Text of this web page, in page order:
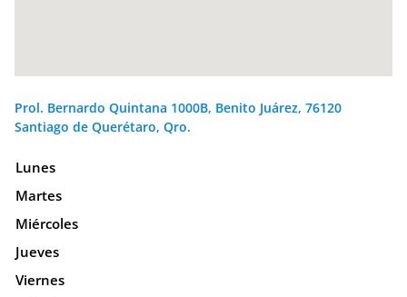
Prol. Bernardo Quintana 1000B, Benito Juárez, 76120
Santiago de Querétaro, Qro.
Lunes
Martes
Miércoles
Jueves
Viernes